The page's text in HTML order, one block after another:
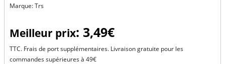
Marque: Trs
Meilleur prix: 3,49€
TTC. Frais de port supplémentaires. Livraison gratuite pour les
commandes supérieures à 49€